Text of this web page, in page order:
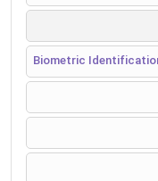
Biometric